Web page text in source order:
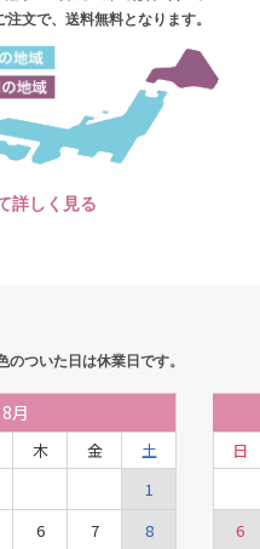
文で、送料無料となります。
詳しく見る
のついた日は休業日です。
8月
木 金
土
1
6 7 8
日
6